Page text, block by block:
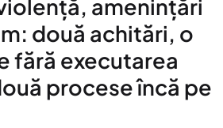
amenințări
două achitări, o
fără executarea
procese încă pe